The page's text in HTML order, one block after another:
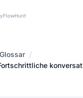
FlowHunt
Glossar /